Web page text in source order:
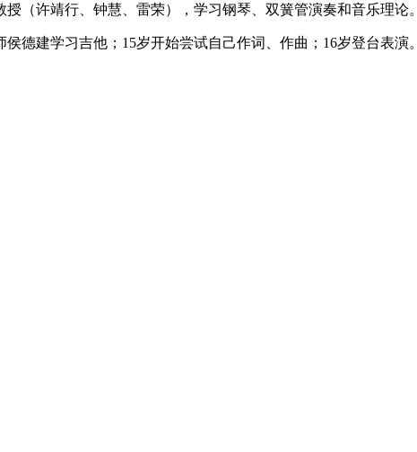
（许靖行、钟慧、雷荣），学习钢琴、双簧管演奏和音乐理论。
德建学习吉他；15岁开始尝试自己作词、作曲；16岁登台表演。